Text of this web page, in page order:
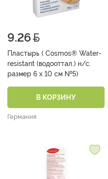
9.26
Пластырь ( Cosmos® Water-
resistant (водооттал.) н/с.
размер 6 х 10 см №5)
В КОРЗИНУ
Германия